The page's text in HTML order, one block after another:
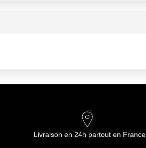
Livraison en 24h partout en France